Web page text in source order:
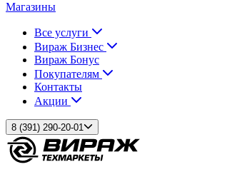
Магазины
Все услуги
Вираж Бизнес
Вираж Бонус
Покупателям
Контакты
Акции
8 (391) 290-20-01